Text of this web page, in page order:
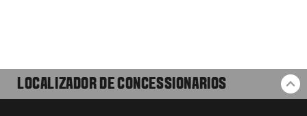
LOCALIZADOR DE CONCESSIONARIOS